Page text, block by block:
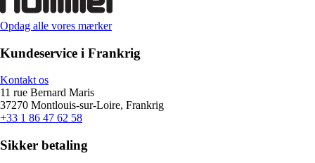
Opdag alle vores mærker
Kundeservice i Frankrig
Kontakt os
11 rue Bernard Maris
37270 Montlouis-sur-Loire, Frankrig
+33 1 86 47 62 58
Sikker betaling